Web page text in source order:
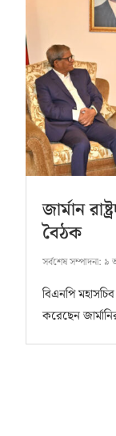
জার্মান
বৈঠক
সর্বশেষ সম্পাদনা: ৯
বিএনপি
করেছেন